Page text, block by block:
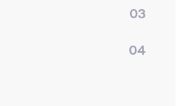
03
04